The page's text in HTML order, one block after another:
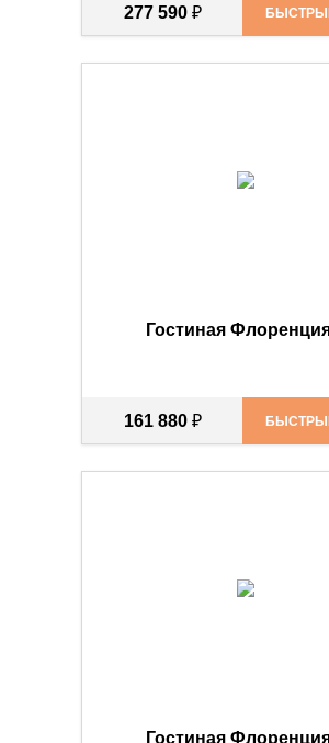
277 590 ₽
Гостиная
161 880 ₽
Гостиная